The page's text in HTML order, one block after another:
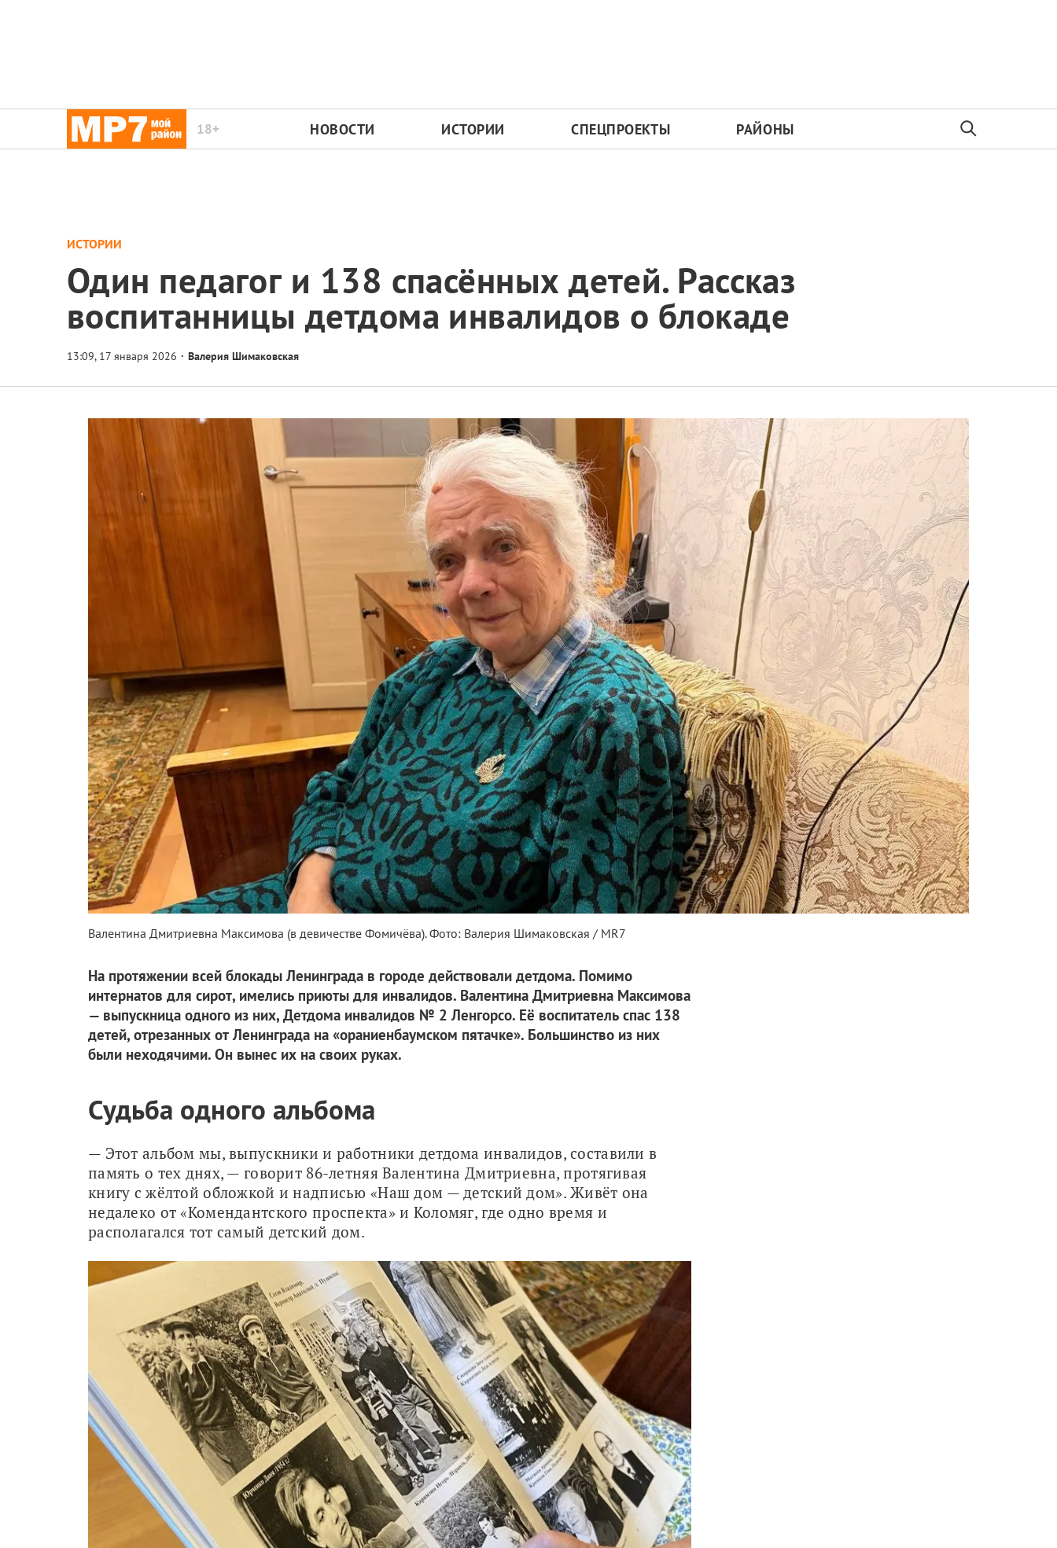
18+ НОВОСТИ ИСТОРИИ СПЕЦПРОЕКТЫ РАЙОНЫ
ИСТОРИИ
Один педагог и 138 спасённых детей. Рассказ
воспитанницы детдома инвалидов о блокаде
Валерия Шимаковская
Валентина Дмитриевна Максимова (в девичестве Фомичёва). Фото: Валерия Шимаковская / MR7
На протяжении всей блокады Ленинграда в городе действовали детдома. Помимо
интернатов для сирот, имелись приюты для инвалидов. Валентина Дмитриевна Максимова
— выпускница одного из них, Детдома инвалидов № 2 Ленгорсо. Её воспитатель спас 138
детей, отрезанных от Ленинграда на «ораниенбаумском пятачке». Большинство из них
были неходячими. Он вынес их на своих руках.
Судьба одного альбома
— Этот альбом мы, выпускники и работники детдома инвалидов, составили в
память о тех днях, — говорит 86-летняя Валентина Дмитриевна, протягивая
книгу с жёлтой обложкой и надписью «Наш дом — детский дом». Живёт она
недалеко от «Комендантского проспекта» и Коломяг, где одно время и
располагался тот самый детский дом.